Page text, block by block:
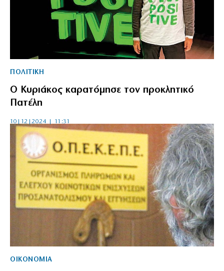
ΠΟΛΙΤΙΚΗ
Ο Κυριάκος καρατόμησε τον προκλητικό
Πατέλη
10|12|2024 | 11:31
ΟΙΚΟΝΟΜΙΑ